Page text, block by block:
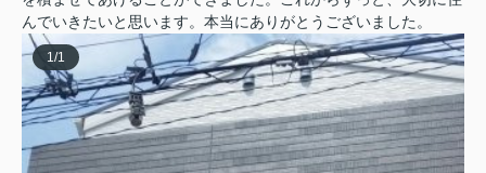
んでいきたいと思います。本当にありがとうございました。
1/1